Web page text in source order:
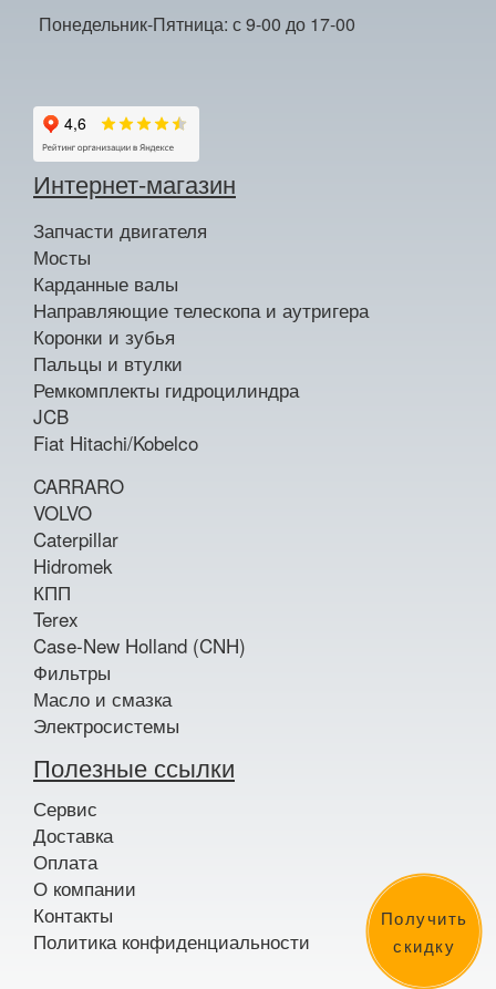
Получить
скидку
Понедельник-Пятница: с 9-00 до 17-00
Интернет-магазин
Запчасти двигателя
Мосты
Карданные валы
Направляющие телескопа и аутригера
Коронки и зубья
Пальцы и втулки
Ремкомплекты гидроцилиндра
JCB
Fiat Hitachi/Kobelco
CARRARO
VOLVO
Caterpillar
Hidromek
КПП
Terex
Case-New Holland (CNH)
Фильтры
Масло и смазка
Электросистемы
Полезные ссылки
Сервис
Доставка
Оплата
О компании
Контакты
Политика конфиденциальности